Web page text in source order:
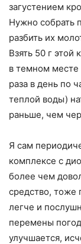
загустением
Нужно собрать
разбить их
Взять 50 г этой
в темном
раза в день по
теплой воды)
раньше, чем
Я сам
комплексе с
более чем
средство, тоже
легче и
перемены
улучшается,